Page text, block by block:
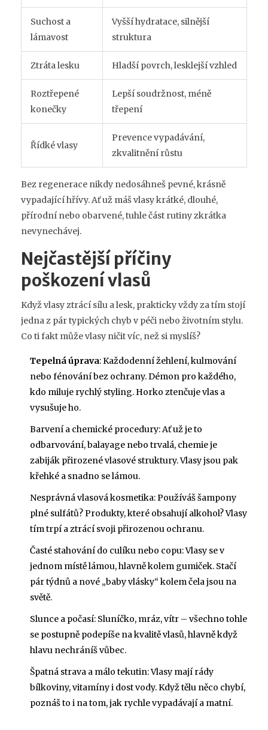
Suchost a
lámavost
Vyšší hydratace, silnější
struktura
Ztráta lesku Hladší povrch, lesklejší vzhled
Roztřepené
konečky
Lepší soudržnost, méně
třepení
Řídké vlasy
Prevence vypadávání,
zkvalitnění růstu
Bez regenerace nikdy nedosáhneš pevné, krásně
vypadající hřívy. Ať už máš vlasy krátké, dlouhé,
přírodní nebo obarvené, tuhle část rutiny zkrátka
nevynechávej.
Nejčastější příčiny
poškození vlasů
Když vlasy ztrácí sílu a lesk, prakticky vždy za tím stojí
jedna z pár typických chyb v péči nebo životním stylu.
Co ti fakt může vlasy ničit víc, než si myslíš?
Tepelná úprava: Každodenní žehlení, kulmování
nebo fénování bez ochrany. Démon pro každého,
kdo miluje rychlý styling. Horko ztenčuje vlas a
vysušuje ho.
Barvení a chemické procedury: Ať už je to
odbarvování, balayage nebo trvalá, chemie je
zabiják přirozené vlasové struktury. Vlasy jsou pak
křehké a snadno se lámou.
Nesprávná vlasová kosmetika: Používáš šampony
plné sulfátů? Produkty, které obsahují alkohol? Vlasy
tím trpí a ztrácí svoji přirozenou ochranu.
Časté stahování do culíku nebo copu: Vlasy se v
jednom místě lámou, hlavně kolem gumiček. Stačí
pár týdnů a nové „baby vlásky“ kolem čela jsou na
světě.
Slunce a počasí: Sluníčko, mráz, vítr – všechno tohle
se postupně podepíše na kvalitě vlasů, hlavně když
hlavu nechráníš vůbec.
Špatná strava a málo tekutin: Vlasy mají rády
bílkoviny, vitamíny i dost vody. Když tělu něco chybí,
poznáš to i na tom, jak rychle vypadávají a matní.